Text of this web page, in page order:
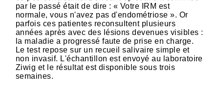
par le passé était de dire : « Votre IRM est
normale, vous n'avez pas d'endométriose ». Or
parfois ces patientes reconsultent plusieurs
années après avec des lésions devenues visibles :
la maladie a progressé faute de prise en charge.
Le test repose sur un recueil salivaire simple et
non invasif. L'échantillon est envoyé au laboratoire
Ziwig et le résultat est disponible sous trois
semaines.